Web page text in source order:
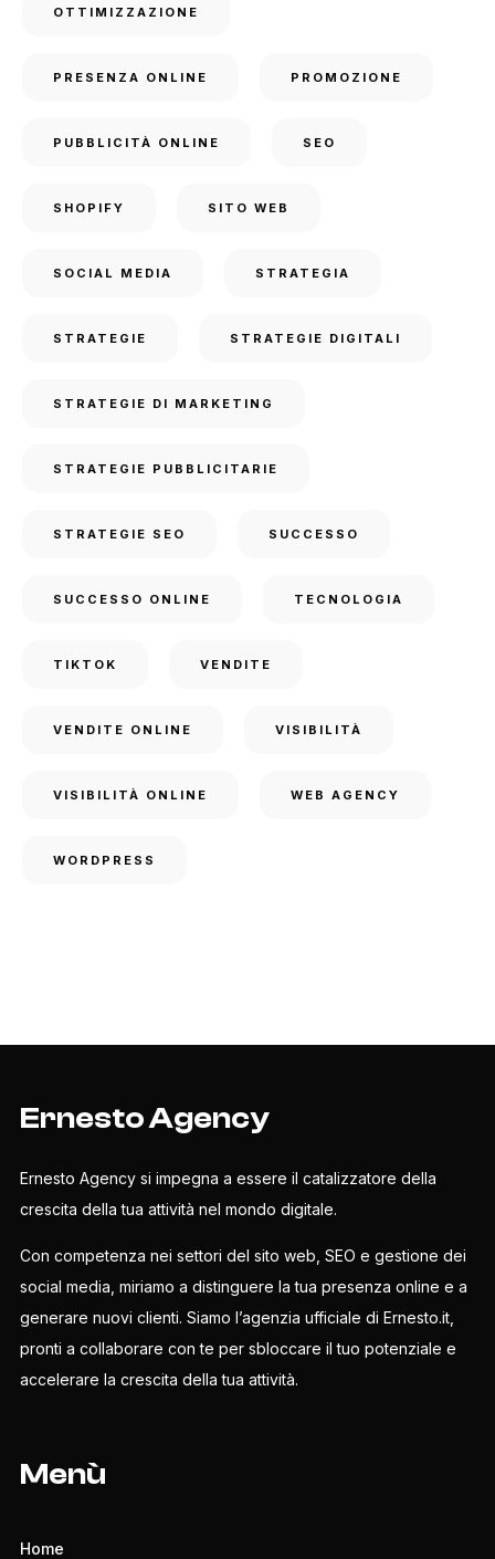
OTTIMIZZAZIONE
PRESENZA ONLINE PROMOZIONE
PUBBLICITÀ ONLINE SEO
SHOPIFY SITO WEB
SOCIAL MEDIA STRATEGIA
STRATEGIE STRATEGIE DIGITALI
STRATEGIE DI MARKETING
STRATEGIE PUBBLICITARIE
STRATEGIE SEO SUCCESSO
SUCCESSO ONLINE TECNOLOGIA
TIKTOK VENDITE
VENDITE ONLINE VISIBILITÀ
VISIBILITÀ ONLINE WEB AGENCY
WORDPRESS
Ernesto Agency
Ernesto Agency si impegna a essere il catalizzatore della
crescita della tua attività nel mondo digitale.
Con competenza nei settori del sito web, SEO e gestione dei
social media, miriamo a distinguere la tua presenza online e a
generare nuovi clienti. Siamo l’agenzia ufficiale di Ernesto.it,
pronti a collaborare con te per sbloccare il tuo potenziale e
accelerare la crescita della tua attività.
Menù
Home